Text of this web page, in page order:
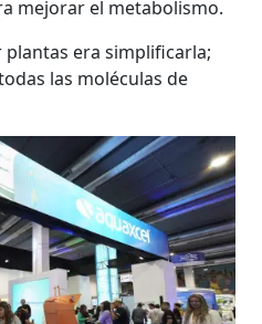
mejorar el metabolismo.
plantas era simplificarla;
las moléculas de